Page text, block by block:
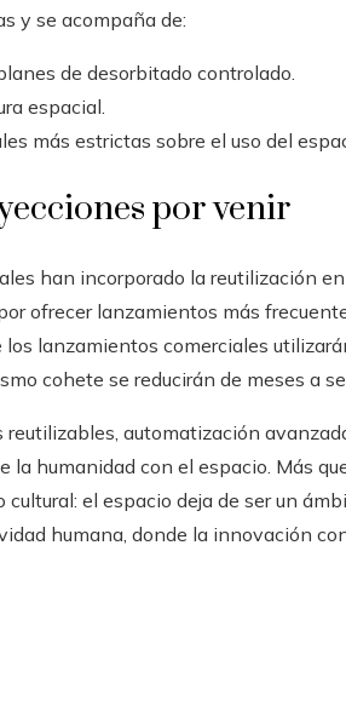
y se acompaña de:
de desorbitado controlado.
espacial.
más estrictas sobre el uso del
por venir
han incorporado la reutilización
ofrecer lanzamientos más
lanzamientos comerciales
cohete se reducirán de meses a
reutilizables, automatización
la humanidad con el espacio. Más
el espacio deja de ser un
humana, donde la innovación